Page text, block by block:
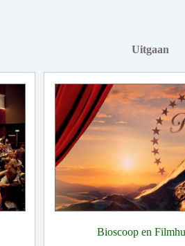
Uitgaan
Bioscoop en